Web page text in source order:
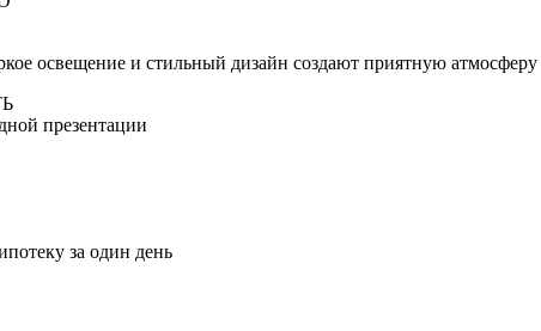
освещение и стильный дизайн создают приятную атмосферу
презентации
за один день